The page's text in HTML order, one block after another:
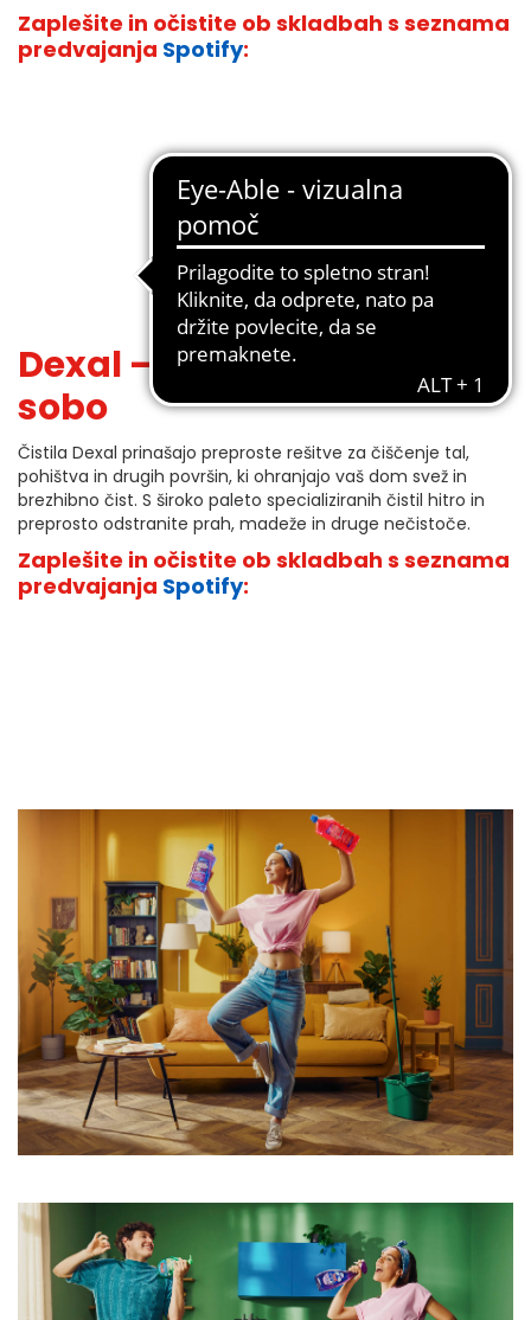
Zaplešite in očistite ob skladbah s seznama
predvajanja Spotify:
Dexal – čistila za dnevno
sobo
Čistila Dexal prinašajo preproste rešitve za čiščenje tal,
pohištva in drugih površin, ki ohranjajo vaš dom svež in
brezhibno čist. S široko paleto specializiranih čistil hitro in
preprosto odstranite prah, madeže in druge nečistoče.
Zaplešite in očistite ob skladbah s seznama
predvajanja Spotify: